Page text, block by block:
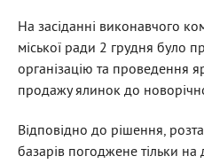
На засіданні виконавчого
міської ради 2 грудня було
організацію та проведення
продажу ялинок до
Відповідно до рішення,
базарів погоджене тільки на